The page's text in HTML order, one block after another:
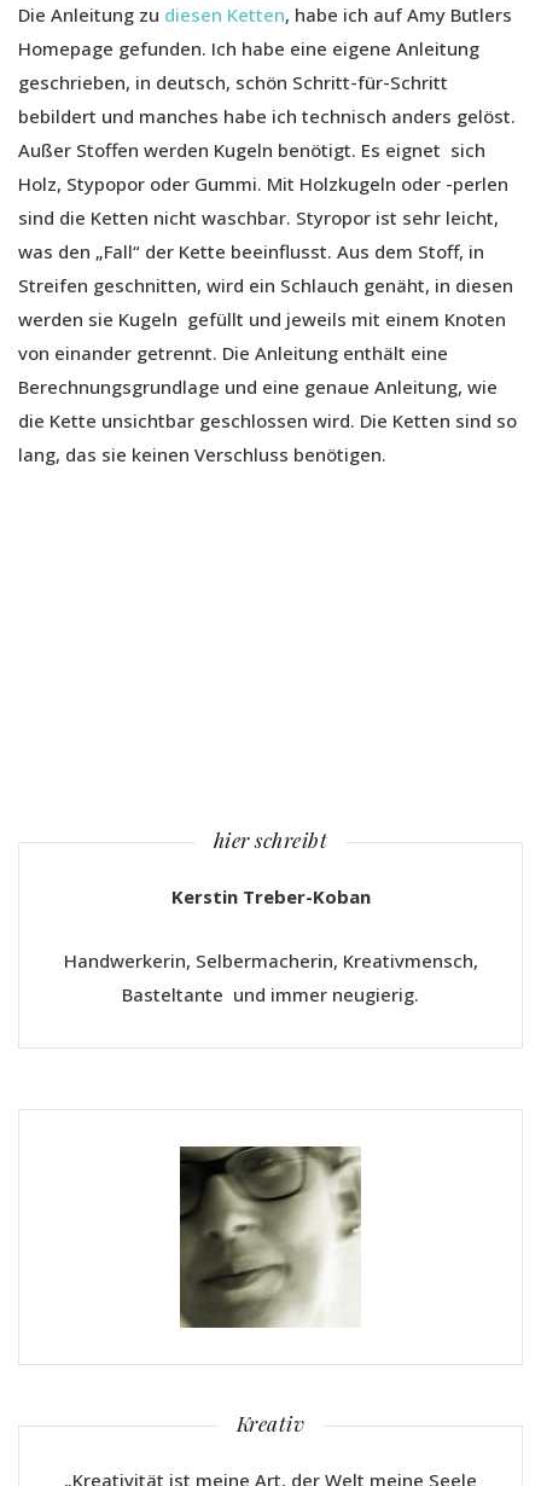
Die Anleitung zu diesen Ketten, habe ich auf Amy Butlers
Homepage gefunden. Ich habe eine eigene Anleitung
geschrieben, in deutsch, schön Schritt-für-Schritt
bebildert und manches habe ich technisch anders gelöst.
Außer Stoffen werden Kugeln benötigt. Es eignet sich
Holz, Stypopor oder Gummi. Mit Holzkugeln oder -perlen
sind die Ketten nicht waschbar. Styropor ist sehr leicht,
was den „Fall“ der Kette beeinflusst. Aus dem Stoff, in
Streifen geschnitten, wird ein Schlauch genäht, in diesen
werden sie Kugeln gefüllt und jeweils mit einem Knoten
von einander getrennt. Die Anleitung enthält eine
Berechnungsgrundlage und eine genaue Anleitung, wie
die Kette unsichtbar geschlossen wird. Die Ketten sind so
lang, das sie keinen Verschluss benötigen.
hier schreibt
Kerstin Treber-Koban
Handwerkerin, Selbermacherin, Kreativmensch,
Basteltante und immer neugierig.
Kreativ
„Kreativität ist meine Art, der Welt meine Seele